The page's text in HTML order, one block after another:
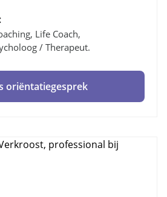
Life Coach,
/ Therapeut.
oriëntatiegesprek